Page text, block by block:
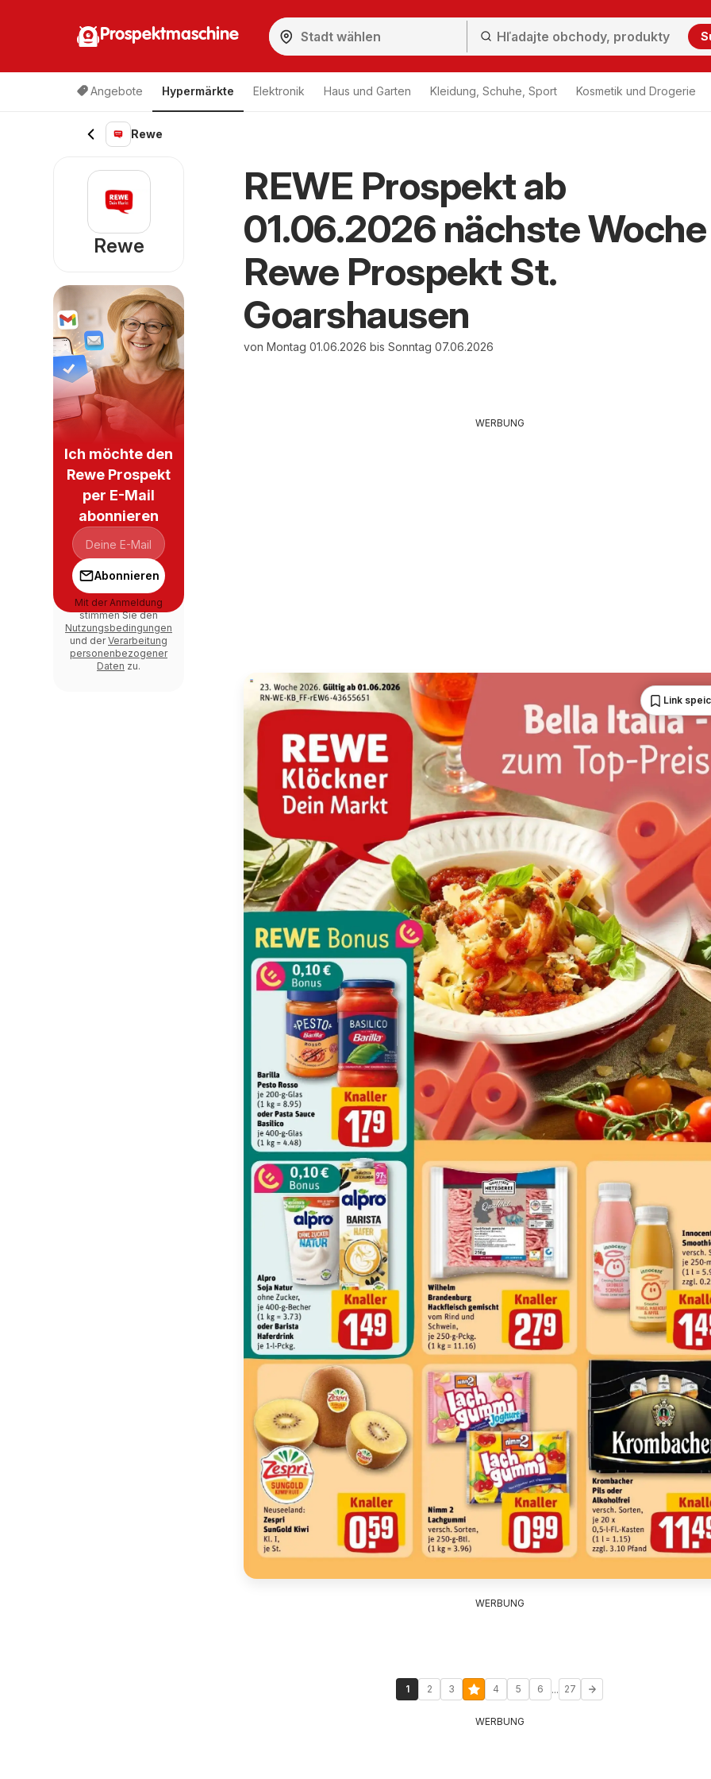
Prospektmaschine
Angebote Hypermärkte Elektronik Haus und Garten Kleidung, Schuhe, Sport Kosmetik und Drogerie
Rewe
REWE Prospekt ab
01.06.2026 nächste
Rewe Prospekt St.
Goarshausen
von Montag 01.06.2026 bis Sonntag 07.06.2026
WERBUNG
Link
WERBUNG
1 2 3 4 5 6 ... 27
WERBUNG
Rewe
Ich möchte den
Rewe Prospekt
per E-Mail
abonnieren
Abonnieren
Mit der Anmeldung
stimmen Sie den
Nutzungsbedingungen
und derVerarbeitung
personenbezogener
Daten zu.